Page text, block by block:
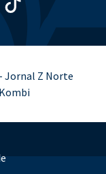
Jornal Z Norte